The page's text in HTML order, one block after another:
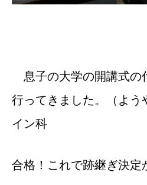
息子の大学の開講式の
行ってきました。（よう
イン科
合格！これで跡継ぎ決定